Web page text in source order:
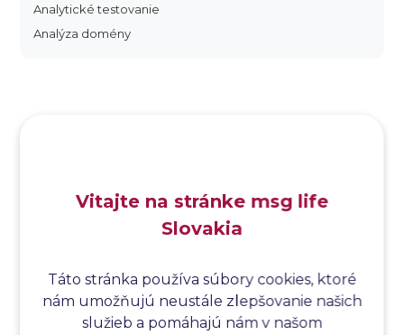
Analytické testovanie
Analýza domény
Analýza príčin a následkov
Analýza spôsobu a následkov zlyhania softvéru
Analýza stromu chýb
Analýza stromu chýb softvéru
Vitajte na stránke msg life
Slovakia
Táto stránka používa súbory cookies, ktoré
nám umožňujú neustále zlepšovanie našich
služieb a pomáhajú nám v našom